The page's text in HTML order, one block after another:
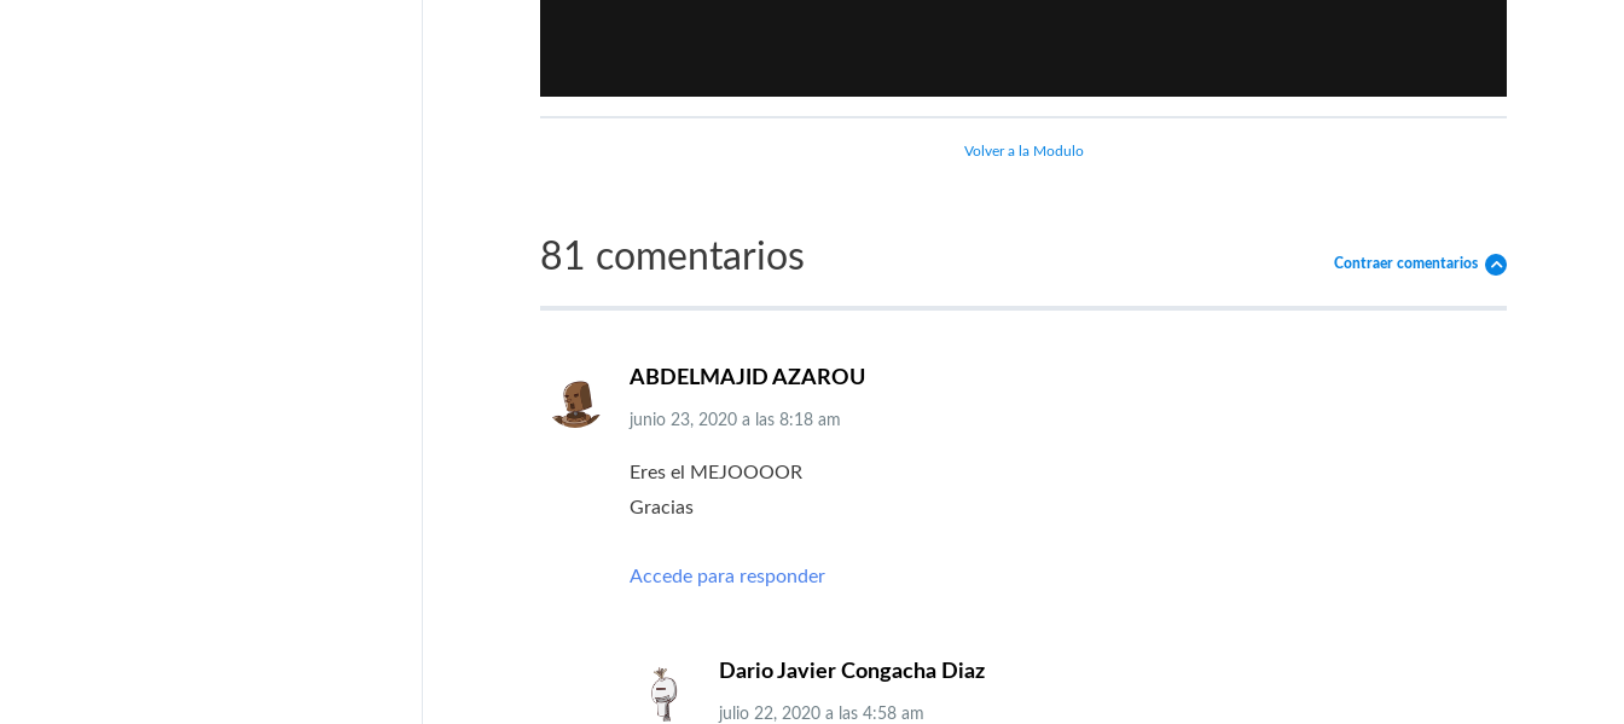
Volver a la Modulo
81 comentarios Contraer comentarios
ABDELMAJID AZAROU
junio 23, 2020 a las 8:18 am
Eres el MEJOOOOR
Gracias
Accede para responder
Dario Javier Congacha Diaz
julio 22, 2020 a las 4:58 am